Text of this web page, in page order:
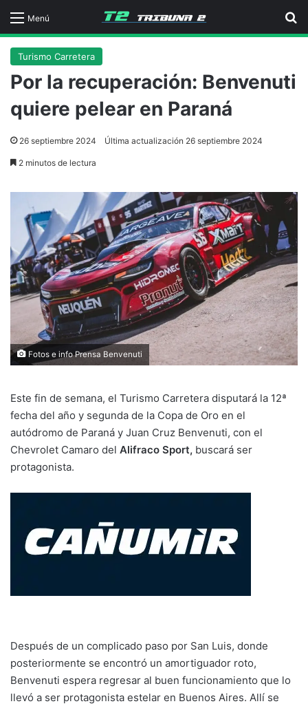
Menú
Turismo Carretera
Por la recuperación: Benvenuti
quiere pelear en Paraná
26 septiembre 2024 Última actualización 26 septiembre 2024
2 minutos de lectura
Fotos e info Prensa Benvenuti
Este fin de semana, el Turismo Carretera disputará la 12ª
fecha del año y segunda de la Copa de Oro en el
autódromo de Paraná y Juan Cruz Benvenuti, con el
Chevrolet Camaro del Alifraco Sport, buscará ser
protagonista.
Después de un complicado paso por San Luis, donde
posteriormente se encontró un amortiguador roto,
Benvenuti espera regresar al buen funcionamiento que lo
llevó a ser protagonista estelar en Buenos Aires. Allí se